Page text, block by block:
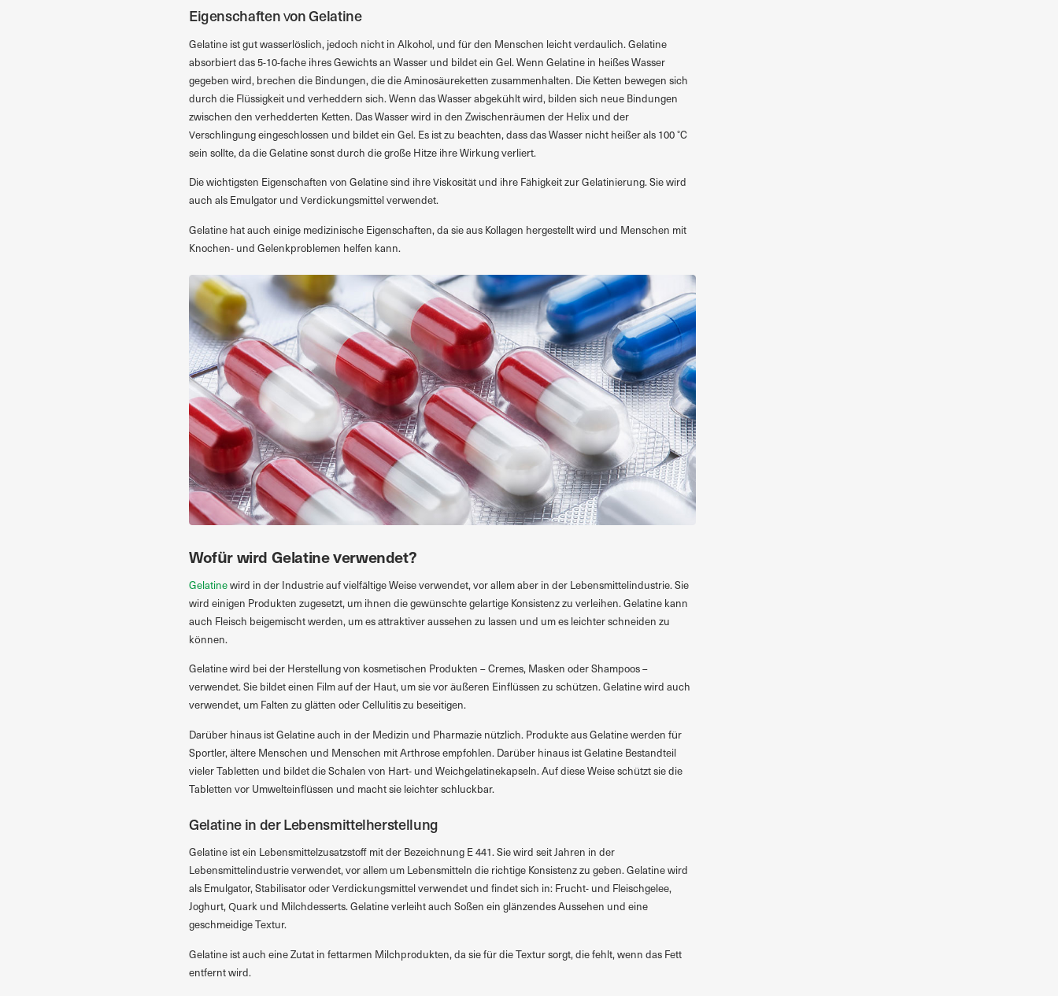
Eigenschaften von Gelatine
Gelatine ist gut wasserlöslich, jedoch nicht in Alkohol, und für den Menschen leicht verdaulich. Gelatine
absorbiert das 5-10-fache ihres Gewichts an Wasser und bildet ein Gel. Wenn Gelatine in heißes Wasser
gegeben wird, brechen die Bindungen, die die Aminosäureketten zusammenhalten. Die Ketten bewegen sich
durch die Flüssigkeit und verheddern sich. Wenn das Wasser abgekühlt wird, bilden sich neue Bindungen
zwischen den verhedderten Ketten. Das Wasser wird in den Zwischenräumen der Helix und der
Verschlingung eingeschlossen und bildet ein Gel. Es ist zu beachten, dass das Wasser nicht heißer als 100 °C
sein sollte, da die Gelatine sonst durch die große Hitze ihre Wirkung verliert.
Die wichtigsten Eigenschaften von Gelatine sind ihre Viskosität und ihre Fähigkeit zur Gelatinierung. Sie wird
auch als Emulgator und Verdickungsmittel verwendet.
Gelatine hat auch einige medizinische Eigenschaften, da sie aus Kollagen hergestellt wird und Menschen mit
Knochen- und Gelenkproblemen helfen kann.
Wofür wird Gelatine verwendet?
Gelatinewird in der Industrie auf vielfältige Weise verwendet, vor allem aber in der Lebensmittelindustrie. Sie
wird einigen Produkten zugesetzt, um ihnen die gewünschte gelartige Konsistenz zu verleihen. Gelatine kann
auch Fleisch beigemischt werden, um es attraktiver aussehen zu lassen und um es leichter schneiden zu
können.
Gelatine wird bei der Herstellung von kosmetischen Produkten – Cremes, Masken oder Shampoos –
verwendet. Sie bildet einen Film auf der Haut, um sie vor äußeren Einflüssen zu schützen. Gelatine wird auch
verwendet, um Falten zu glätten oder Cellulitis zu beseitigen.
Darüber hinaus ist Gelatine auch in der Medizin und Pharmazie nützlich. Produkte aus Gelatine werden für
Sportler, ältere Menschen und Menschen mit Arthrose empfohlen. Darüber hinaus ist Gelatine Bestandteil
vieler Tabletten und bildet die Schalen von Hart- und Weichgelatinekapseln. Auf diese Weise schützt sie die
Tabletten vor Umwelteinflüssen und macht sie leichter schluckbar.
Gelatine in der Lebensmittelherstellung
Gelatine ist ein Lebensmittelzusatzstoff mit der Bezeichnung E 441. Sie wird seit Jahren in der
Lebensmittelindustrie verwendet, vor allem um Lebensmitteln die richtige Konsistenz zu geben. Gelatine wird
als Emulgator, Stabilisator oder Verdickungsmittel verwendet und findet sich in: Frucht- und Fleischgelee,
Joghurt, Quark und Milchdesserts. Gelatine verleiht auch Soßen ein glänzendes Aussehen und eine
geschmeidige Textur.
Gelatine ist auch eine Zutat in fettarmen Milchprodukten, da sie für die Textur sorgt, die fehlt, wenn das Fett
entfernt wird.